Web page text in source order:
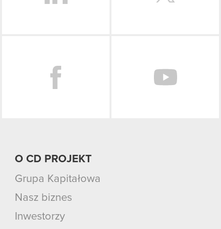
O CD PROJEKT
Grupa Kapitałowa
Nasz biznes
Inwestorzy